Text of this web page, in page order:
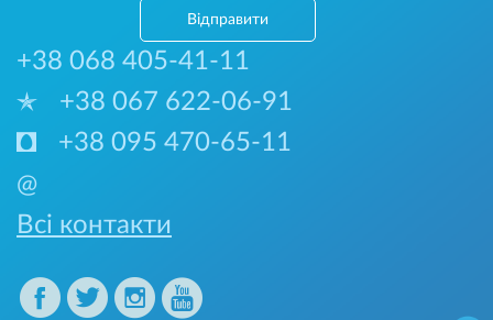
Відправити
+38 068 405-41-11
+38 067 622-06-91
+38 095 470-65-11
@
Всі контакти